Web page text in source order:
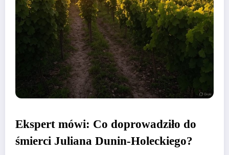
Ekspert mówi: Co doprowadziło do
śmierci Juliana Dunin-Holeckiego?